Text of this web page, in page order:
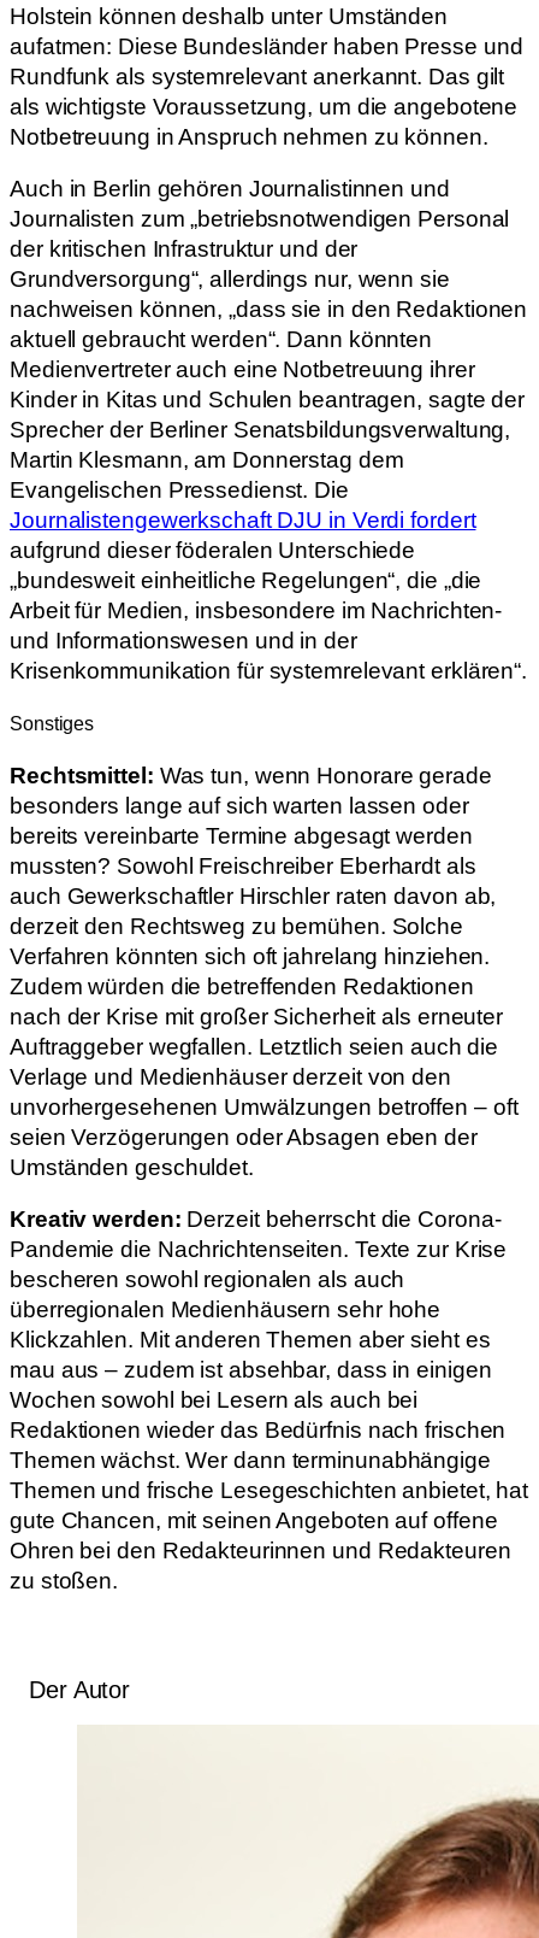
Holstein können deshalb unter Umständen
aufatmen: Diese Bundesländer haben Presse und
Rundfunk als systemrelevant anerkannt. Das gilt
als wichtigste Voraussetzung, um die angebotene
Notbetreuung in Anspruch nehmen zu können.
Auch in Berlin gehören Journalistinnen und
Journalisten zum „betriebsnotwendigen Personal
der kritischen Infrastruktur und der
Grundversorgung“, allerdings nur, wenn sie
nachweisen können, „dass sie in den Redaktionen
aktuell gebraucht werden“. Dann könnten
Medienvertreter auch eine Notbetreuung ihrer
Kinder in Kitas und Schulen beantragen, sagte der
Sprecher der Berliner Senatsbildungsverwaltung,
Martin Klesmann, am Donnerstag dem
Evangelischen Pressedienst. Die
Journalistengewerkschaft DJU in Verdi fordert
aufgrund dieser föderalen Unterschiede
„bundesweit einheitliche Regelungen“, die „die
Arbeit für Medien, insbesondere im Nachrichten-
und Informationswesen und in der
Krisenkommunikation für systemrelevant erklären“.
Sonstiges
Rechtsmittel: Was tun, wenn Honorare gerade
besonders lange auf sich warten lassen oder
bereits vereinbarte Termine abgesagt werden
mussten? Sowohl Freischreiber Eberhardt als
auch Gewerkschaftler Hirschler raten davon ab,
derzeit den Rechtsweg zu bemühen. Solche
Verfahren könnten sich oft jahrelang hinziehen.
Zudem würden die betreffenden Redaktionen
nach der Krise mit großer Sicherheit als erneuter
Auftraggeber wegfallen. Letztlich seien auch die
Verlage und Medienhäuser derzeit von den
unvorhergesehenen Umwälzungen betroffen – oft
seien Verzögerungen oder Absagen eben der
Umständen geschuldet.
Kreativ werden: Derzeit beherrscht die Corona-
Pandemie die Nachrichtenseiten. Texte zur Krise
bescheren sowohl regionalen als auch
überregionalen Medienhäusern sehr hohe
Klickzahlen. Mit anderen Themen aber sieht es
mau aus – zudem ist absehbar, dass in einigen
Wochen sowohl bei Lesern als auch bei
Redaktionen wieder das Bedürfnis nach frischen
Themen wächst. Wer dann terminunabhängige
Themen und frische Lesegeschichten anbietet, hat
gute Chancen, mit seinen Angeboten auf offene
Ohren bei den Redakteurinnen und Redakteuren
zu stoßen.
Der Autor